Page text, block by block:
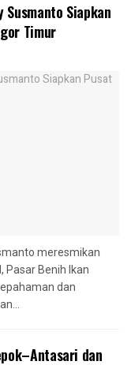
Susmanto Siapkan
Timur
meresmikan
Pasar Benih Ikan
dan
dan